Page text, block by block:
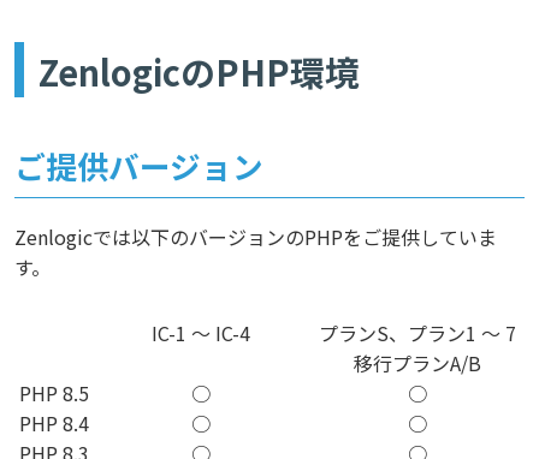
ZenlogicのPHP環境
ご提供バージョン
Zenlogicでは以下のバージョンのPHPをご提供していま
す。
IC-1 ～ IC-4
プランS、プラン1 ～ 7
移行プランA/B
PHP 8.5
○
○
PHP 8.4
○
○
PHP 8.3
○
○